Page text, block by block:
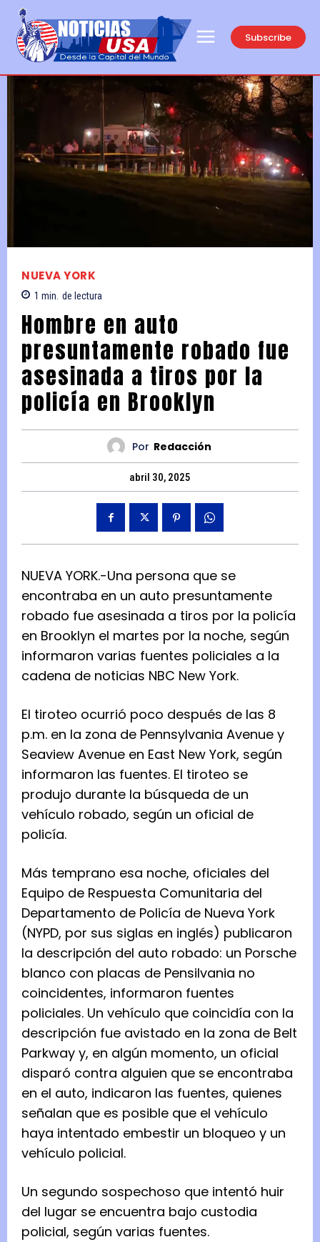
Subscribe
NUEVA YORK
1 min. de lectura
Hombre en auto
presuntamente robado fue
asesinada a tiros por la
policía en Brooklyn
Por Redacción
abril 30, 2025
NUEVA YORK.-Una persona que se
encontraba en un auto presuntamente
robado fue asesinada a tiros por la policía
en Brooklyn el martes por la noche, según
informaron varias fuentes policiales a la
cadena de noticias NBC New York.
El tiroteo ocurrió poco después de las 8
p.m. en la zona de Pennsylvania Avenue y
Seaview Avenue en East New York, según
informaron las fuentes. El tiroteo se
produjo durante la búsqueda de un
vehículo robado, según un oficial de
policía.
Más temprano esa noche, oficiales del
Equipo de Respuesta Comunitaria del
Departamento de Policía de Nueva York
(NYPD, por sus siglas en inglés) publicaron
la descripción del auto robado: un Porsche
blanco con placas de Pensilvania no
coincidentes, informaron fuentes
policiales. Un vehículo que coincidía con la
descripción fue avistado en la zona de Belt
Parkway y, en algún momento, un oficial
disparó contra alguien que se encontraba
en el auto, indicaron las fuentes, quienes
señalan que es posible que el vehículo
haya intentado embestir un bloqueo y un
vehículo policial.
Un segundo sospechoso que intentó huir
del lugar se encuentra bajo custodia
policial, según varias fuentes.